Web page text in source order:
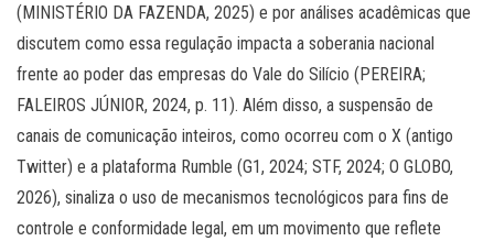
(MINISTÉRIO DA FAZENDA, 2025) e por análises acadêmicas que
discutem como essa regulação impacta a soberania nacional
frente ao poder das empresas do Vale do Silício (PEREIRA;
FALEIROS JÚNIOR, 2024, p. 11). Além disso, a suspensão de
canais de comunicação inteiros, como ocorreu com o X (antigo
Twitter) e a plataforma Rumble (G1, 2024; STF, 2024; O GLOBO,
2026), sinaliza o uso de mecanismos tecnológicos para fins de
controle e conformidade legal, em um movimento que reflete